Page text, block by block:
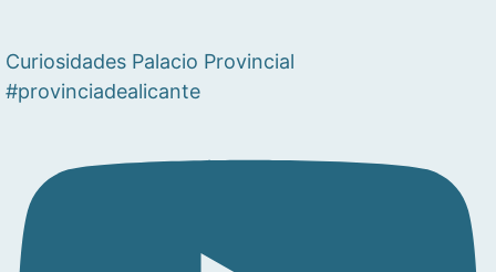
Curiosidades Palacio Provincial
#provinciadealicante